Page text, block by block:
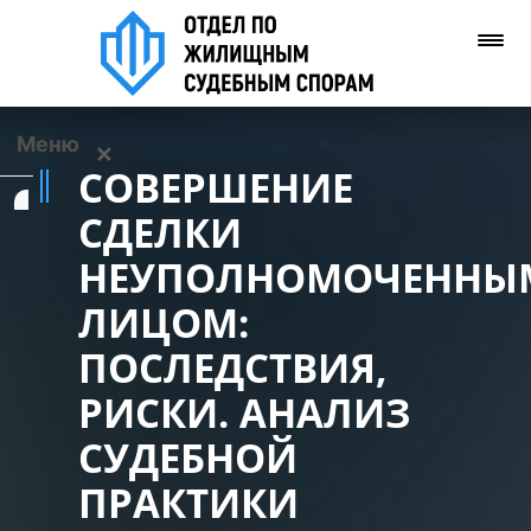
Меню ✕
Задать вопрос
Позвонить нам
СОВЕРШЕНИЕ
СДЕЛКИ
ЛИЦОМ:
ПОСЛЕДСТВИЯ,
РИСКИ. АНАЛИЗ
СУДЕБНОЙ
ПРАКТИКИ